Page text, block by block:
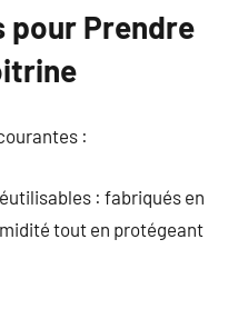
pour Prendre
:
: fabriqués en
tout en protégeant